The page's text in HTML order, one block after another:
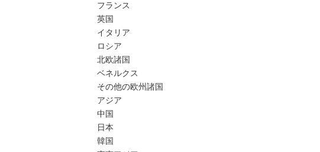
フランス
英国
イタリア
ロシア
北欧諸国
ベネルクス
その他の欧州諸国
アジア
中国
日本
韓国